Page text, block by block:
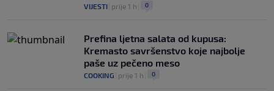
VIJESTI prije 1 h 0
Prefina ljetna salata od kupusa:
Kremasto savršenstvo koje najbolje
paše uz pečeno meso
COOKING prije 1 h 0